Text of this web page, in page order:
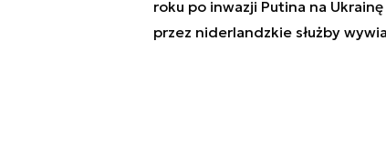
roku po inwazji Putina na
przez niderlandzkie służby